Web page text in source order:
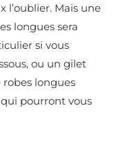
l’oublier. Mais une
longues sera
si vous
ou un gilet
robes longues
pourront vous